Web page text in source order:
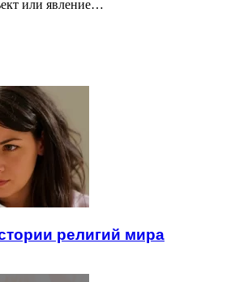
или явление…
религий мира